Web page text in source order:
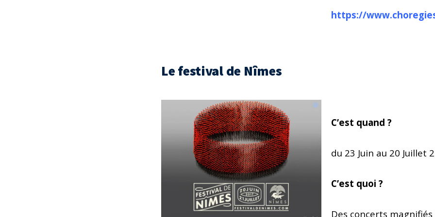
https://
Le festival de Nîmes
C’est quand ?
du 23 Juin au 20 Juillet
C’est quoi ?
Des concerts